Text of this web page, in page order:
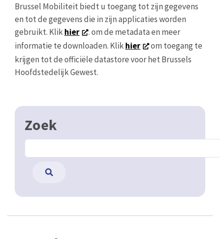
Brussel Mobiliteit biedt u toegang tot zijn gegevens
en tot de gegevens die in zijn applicaties worden
gebruikt. Klikhier
. om de metadata en meer
informatie te downloaden. Klikhier
om toegang te
krijgen tot de officiële datastore voor het Brussels
Hoofdstedelijk Gewest.
Zoek